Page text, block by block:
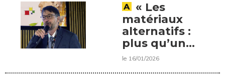
« Les
matériaux
alternatifs :
plus qu’une
alternative,
le 16/01/2026